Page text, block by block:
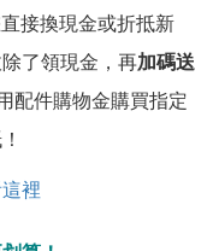
接換現金或折抵新
了領現金，再加碼送
配件購物金購買指定
裡